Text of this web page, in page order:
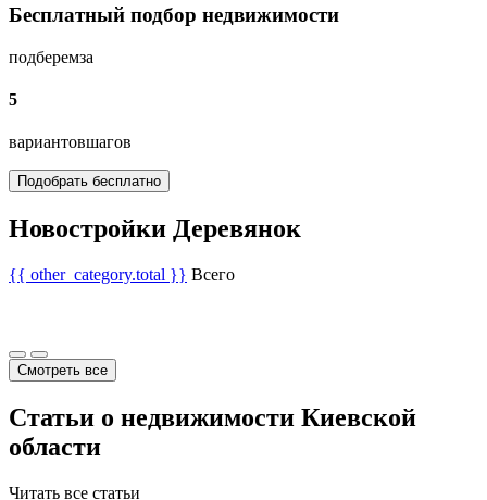
Бесплатный подбор недвижимости
подберемза
5
вариантовшагов
Подобрать бесплатно
Новостройки Деревянок
{{ other_category.total }} Всего
Смотреть все
Статьи о недвижимости Киевской
области
Читать все статьи